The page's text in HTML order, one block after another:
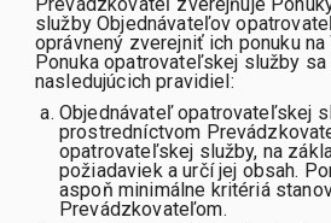
služby Objednávateľov
oprávnený zverejniť ich ponuku
Ponuka opatrovateľskej služby
nasledujúcich pravidiel:
Objednávateľ opatrovateľskej
prostredníctvom
opatrovateľskej služby, na
požiadaviek a určí jej obsah.
aspoň minimálne kritériá
Prevádzkovateľom.